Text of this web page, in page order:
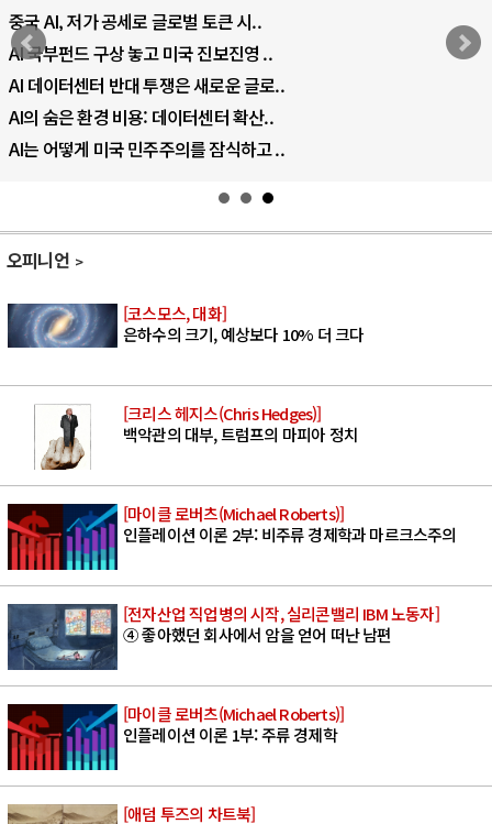
중국 AI, 저가 공세로 글로벌 토큰 시..
AI 국부펀드 구상 놓고 미국 진보진영 ..
AI 데이터센터 반대 투쟁은 새로운 글로..
AI의 숨은 환경 비용: 데이터센터 확산..
AI는 어떻게 미국 민주주의를 잠식하고 ..
오피니언
[코스모스, 대화]
은하수의 크기, 예상보다 10% 더 크다
[크리스 헤지스(Chris Hedges)]
백악관의 대부, 트럼프의 마피아 정치
[마이클 로버츠(Michael Roberts)]
인플레이션 이론 2부: 비주류 경제학과 마르크스주의
[전자산업 직업병의 시작, 실리콘밸리 IBM 노동자]
④ 좋아했던 회사에서 암을 얻어 떠난 남편
[마이클 로버츠(Michael Roberts)]
인플레이션 이론 1부: 주류 경제학
[애덤 투즈의 차트북]